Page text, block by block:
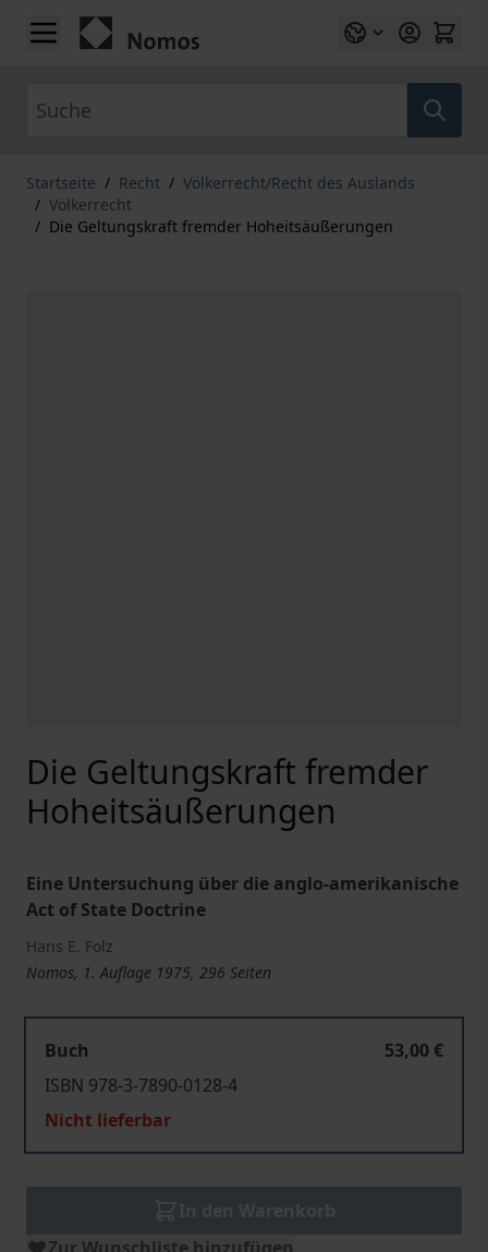
Zum Inhalt springen
Startseite / Recht / Völkerrecht/Recht des Auslands
/ Völkerrecht
/ Die Geltungskraft fremder Hoheitsäußerungen
Die Geltungskraft fremder
Hoheitsäußerungen
Eine Untersuchung über die anglo-amerikanische
Act of State Doctrine
Hans E. Folz
Nomos, 1. Auflage 1975, 296 Seiten
Buch
53,00 €
ISBN 978-3-7890-0128-4
Nicht lieferbar